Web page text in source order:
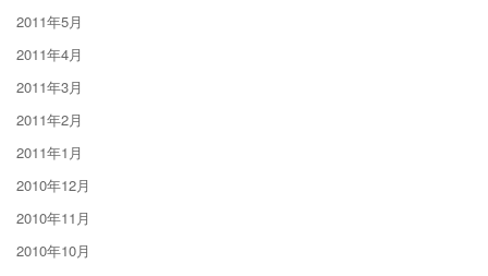
2011年5月
2011年4月
2011年3月
2011年2月
2011年1月
2010年12月
2010年11月
2010年10月